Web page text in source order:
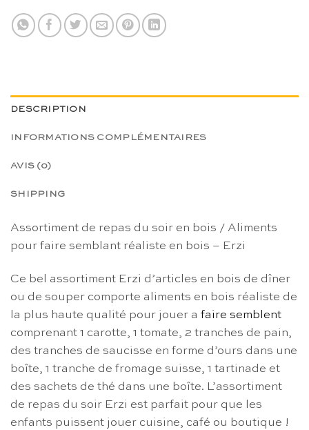
DESCRIPTION
INFORMATIONS COMPLÉMENTAIRES
AVIS (0)
SHIPPING
Assortiment de repas du soir en bois / Aliments
pour faire semblant réaliste en bois – Erzi
Ce bel assortiment Erzi d’articles en bois de dîner
ou de souper comporte aliments en bois réaliste de
la plus haute qualité pour jouer a faire semblent
comprenant 1 carotte, 1 tomate, 2 tranches de pain,
des tranches de saucisse en forme d’ours dans une
boîte, 1 tranche de fromage suisse, 1 tartinade et
des sachets de thé dans une boîte. L’assortiment
de repas du soir Erzi est parfait pour que les
enfants puissent jouer cuisine, café ou boutique !